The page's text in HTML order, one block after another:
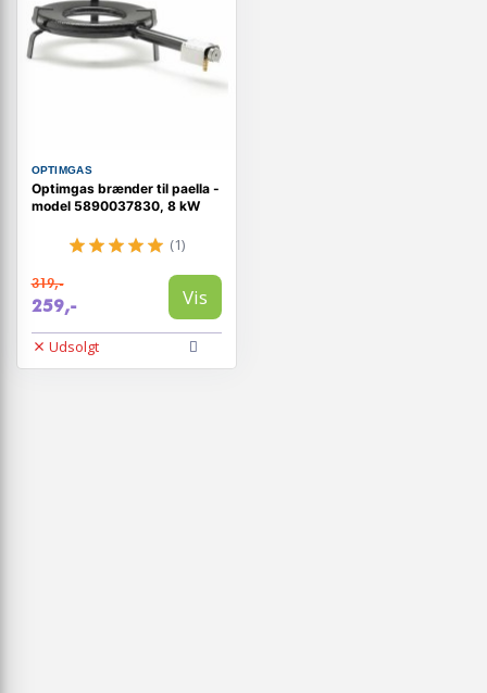
OPTIMGAS
Optimgas brænder til paella -
model 5890037830, 8 kW
(1)
319,-
259,- Vis
Udsolgt